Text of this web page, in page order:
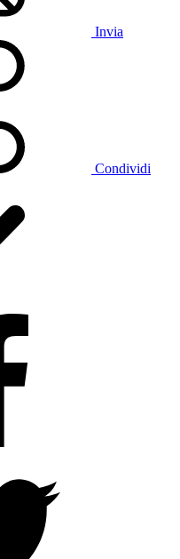
Invia
Condividi